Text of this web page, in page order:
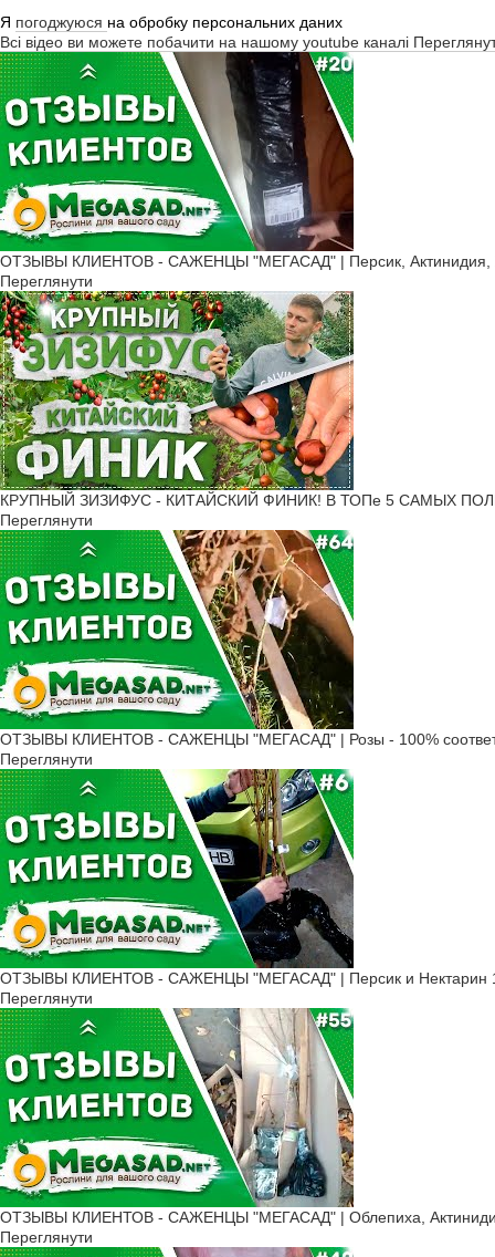
Я погоджуюся на обробку персональних даних
Всі відео ви можете побачити на нашому youtube каналі
ОТЗЫВЫ КЛИЕНТОВ - САЖЕНЦЫ "МЕГАСАД" | Персик, Актинидия,
Переглянути
КРУПНЫЙ ЗИЗИФУС - КИТАЙСКИЙ ФИНИК! В ТОПе 5 САМЫХ
Переглянути
ОТЗЫВЫ КЛИЕНТОВ - САЖЕНЦЫ "МЕГАСАД" | Розы - 100%
Переглянути
ОТЗЫВЫ КЛИЕНТОВ - САЖЕНЦЫ "МЕГАСАД" | Персик и Нектарин
Переглянути
ОТЗЫВЫ КЛИЕНТОВ - САЖЕНЦЫ "МЕГАСАД" | Облепиха, Актинидия
Переглянути